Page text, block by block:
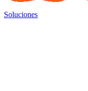
Soluciones